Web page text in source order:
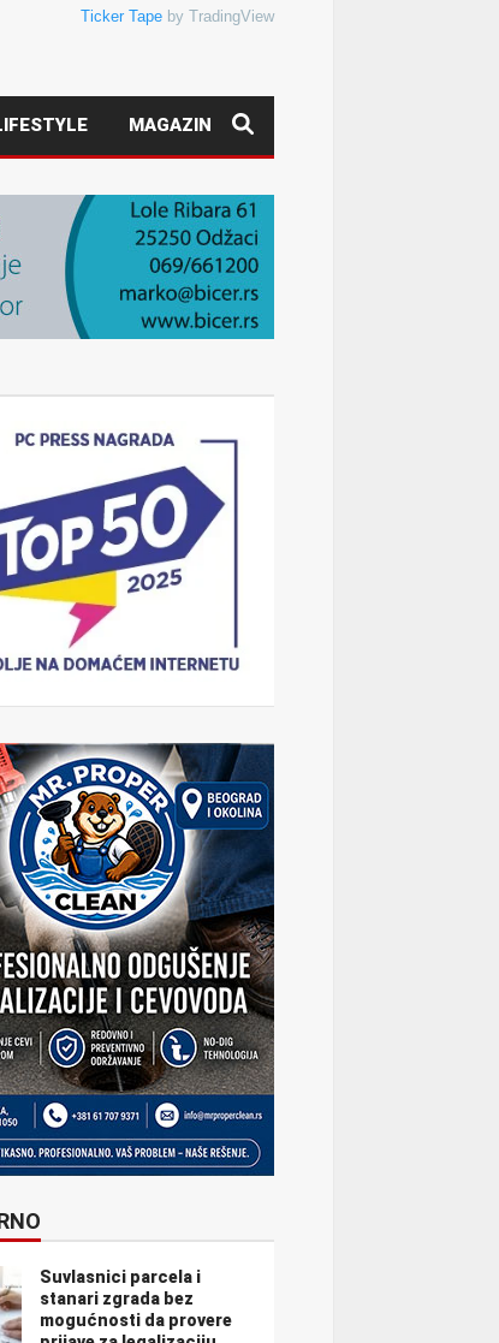
Ticker Tape by TradingView
MAGAZIN
Suvlasnici parcela i
stanari zgrada bez
mogućnosti da provere